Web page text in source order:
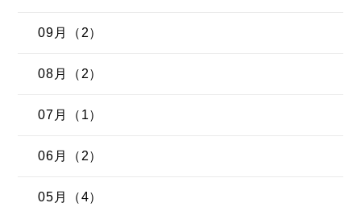
09月（2）
08月（2）
07月（1）
06月（2）
05月（4）